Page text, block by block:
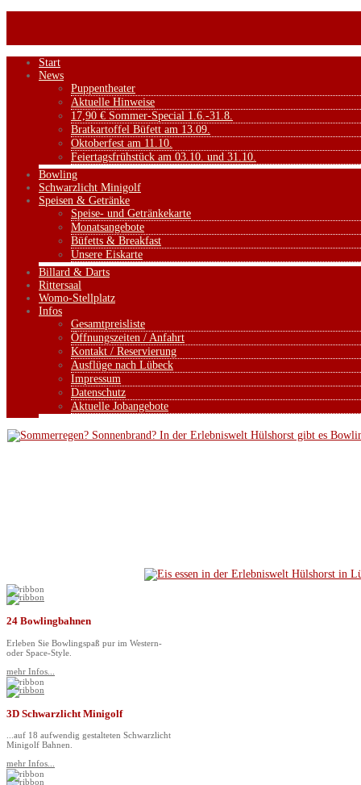
Start
News
Puppentheater
Aktuelle Hinweise
17,90 € Sommer-Special 1.6.-31.8.
Bratkartoffel Büfett am 13.09.
Oktoberfest am 11.10.
Feiertagsfrühstück am 03.10. und 31.10.
Bowling
Schwarzlicht Minigolf
Speisen & Getränke
Speise- und Getränkekarte
Monatsangebote
Büfetts & Breakfast
Unsere Eiskarte
Billard & Darts
Rittersaal
Womo-Stellplatz
Infos
Gesamtpreisliste
Öffnungszeiten / Anfahrt
Kontakt / Reservierung
Ausflüge nach Lübeck
Impressum
Datenschutz
Aktuelle Jobangebote
24 Bowlingbahnen
Erleben Sie Bowlingspaß pur im Western-
oder Space-Style.
mehr Infos...
3D Schwarzlicht Minigolf
...auf 18 aufwendig gestalteten Schwarzlicht
Minigolf Bahnen.
mehr Infos...